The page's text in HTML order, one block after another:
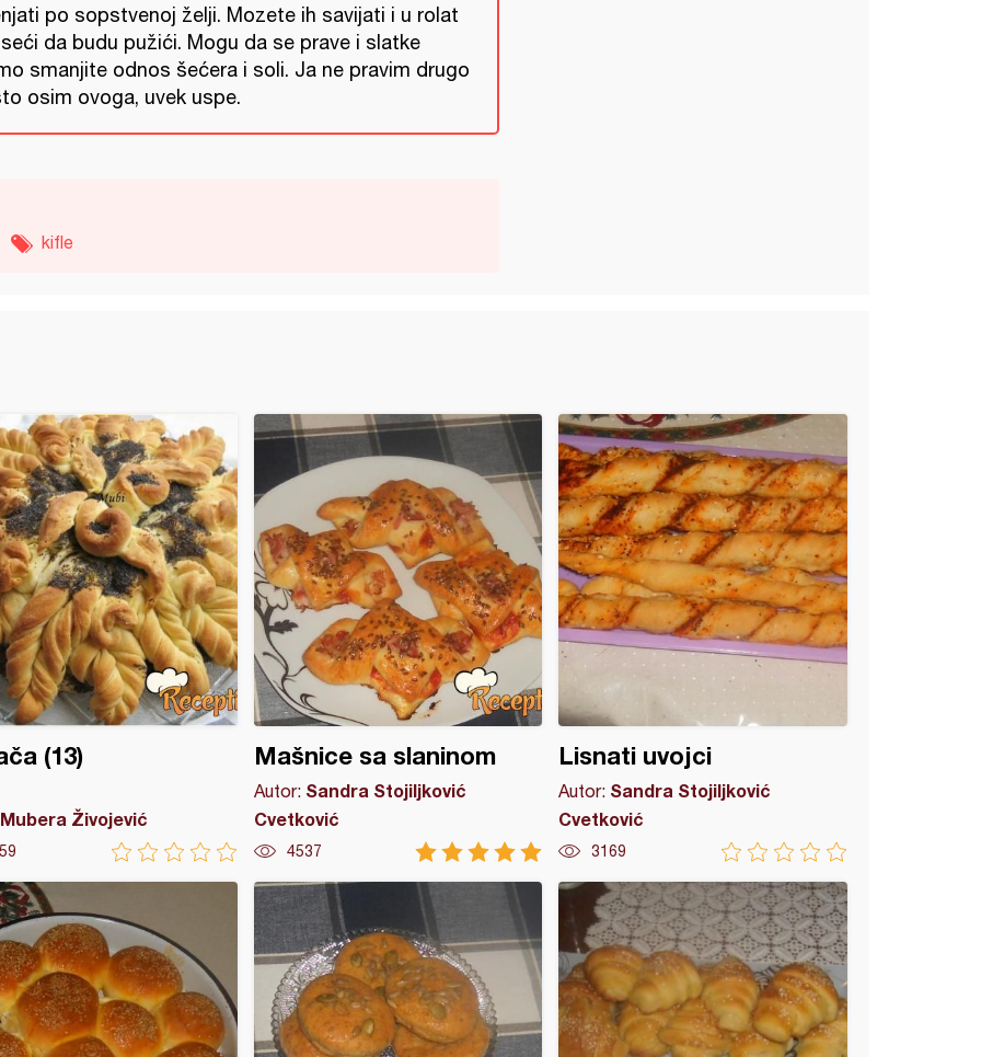
po sopstvenoj želji. Mozete ih savijati i u rolat
da budu pužići. Mogu da se prave i slatke
smanjite odnos šećera i soli. Ja ne pravim drugo
osim ovoga, uvek uspe.
kifle
(13)
Mubera Živojević
Mašnice sa slaninom
Autor: Sandra Stojiljković
Cvetković
4537
Lisnati uvojci
Autor: Sandra Stojiljković
Cvetković
3169